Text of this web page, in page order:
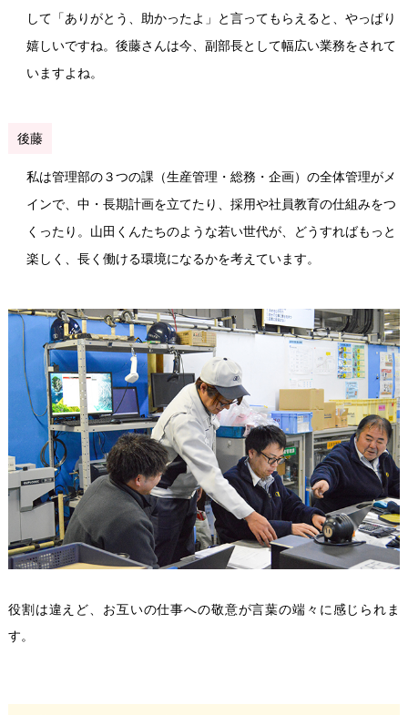
して「ありがとう、助かったよ」と言ってもらえると、やっぱり
嬉しいですね。後藤さんは今、副部長として幅広い業務をされて
いますよね。
後藤
私は管理部の３つの課（生産管理・総務・企画）の全体管理がメ
インで、中・長期計画を立てたり、採用や社員教育の仕組みをつ
くったり。山田くんたちのような若い世代が、どうすればもっと
楽しく、長く働ける環境になるかを考えています。
役割は違えど、お互いの仕事への敬意が言葉の端々に感じられま
す。